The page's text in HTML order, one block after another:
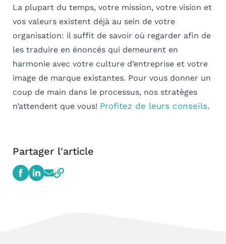
Partager l'article
La plupart du temps, votre mission, votre vision et
vos valeurs existent déjà au sein de votre
organisation: il suffit de savoir où regarder afin de
les traduire en énoncés qui demeurent en
harmonie avec votre culture d’entreprise et votre
image de marque existantes. Pour vous donner un
coup de main dans le processus, nos stratèges
n’attendent que vous! Profitez de leurs conseils.